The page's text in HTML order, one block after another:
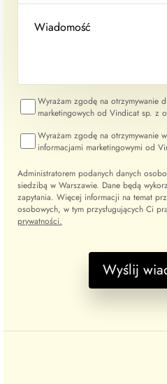
Wiadomość
Wyrażam zgodę na otrzymywanie
marketingowych od Vindicat sp. z
Wyrażam zgodę na otrzymywanie
informacjami marketingowymi od
Administratorem podanych danych
siedzibą w Warszawie. Dane będą
zapytania. Więcej informacji na temat
osobowych, w tym przysługujących Ci
prywatności.
Wyślij